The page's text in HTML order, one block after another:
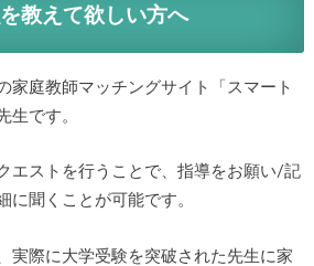
教えて欲しい方へ
家庭教師マッチングサイト「スマート
生です。
エストを行うことで、指導をお願い/記
に聞くことが可能です。
実際に大学受験を突破された先生に家